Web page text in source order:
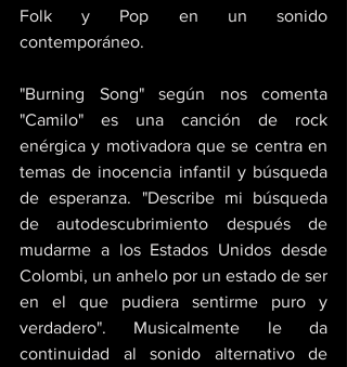
Folk y Pop en un sonido
contemporáneo.
"Burning Song" según nos comenta
"Camilo" es una canción de rock
enérgica y motivadora que se centra en
temas de inocencia infantil y búsqueda
de esperanza. "Describe mi búsqueda
de autodescubrimiento después de
mudarme a los Estados Unidos desde
Colombi, un anhelo por un estado de ser
en el que pudiera sentirme puro y
verdadero". Musicalmente le da
continuidad al sonido alternativo de